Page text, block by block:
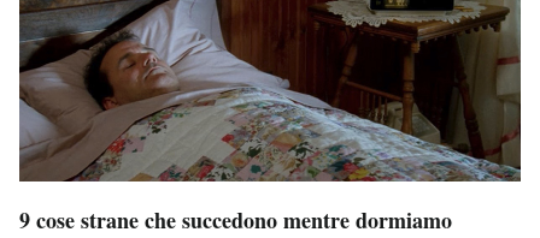
9 cose strane che succedono mentre dormiamo